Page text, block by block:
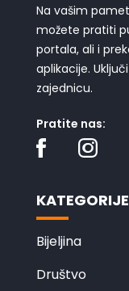
Na vašim
možete pratiti
portala, ali i
aplikacije.
zajednicu.
Pratite nas:
KATEGORIJE
Bijeljina
Društvo